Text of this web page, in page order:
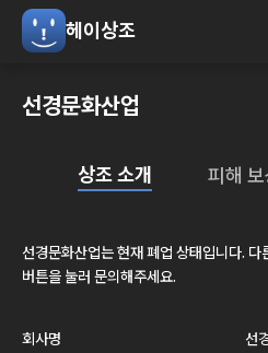
헤이상조
선경문화산업
상조 소개 피해 보
선경문화산업는 현재 폐업 상태입니다. 다
버튼을 눌러 문의해주세요.
회사명
선